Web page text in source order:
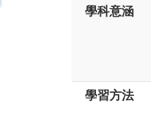
學科意涵
學習方法